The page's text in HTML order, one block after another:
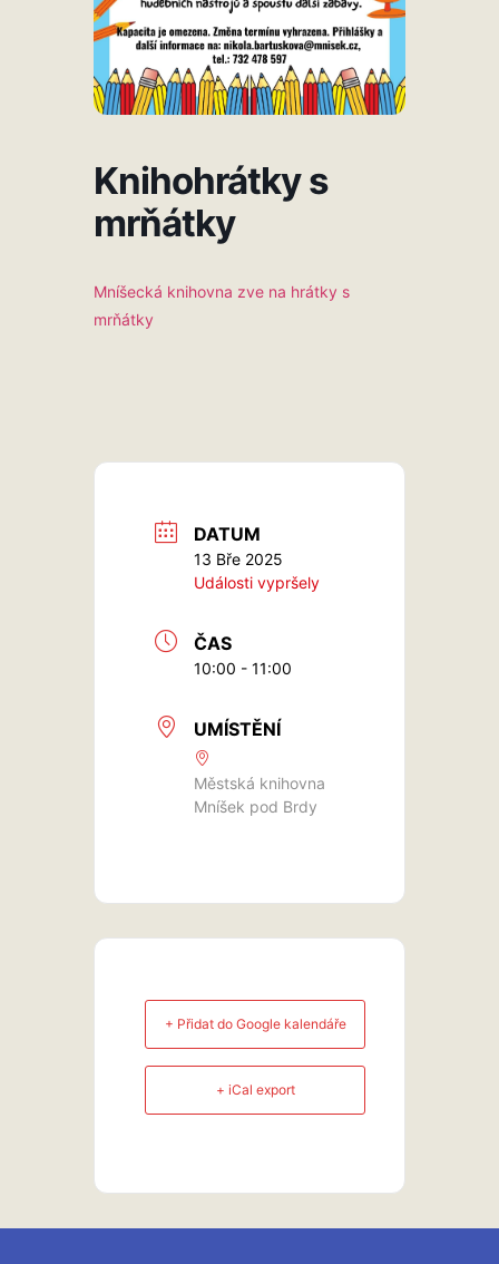
Knihohrátky s
mrňátky
Mníšecká knihovna zve na hrátky s
mrňátky
DATUM
13 Bře 2025
Události vypršely
ČAS
10:00 - 11:00
UMÍSTĚNÍ
Městská knihovna
Mníšek pod Brdy
+ Přidat do Google kalendáře
+ iCal export